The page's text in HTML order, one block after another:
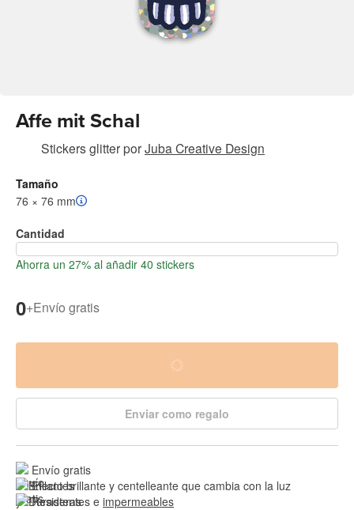
Affe mit Schal
Stickers glitterporJuba Creative Design
Tamaño
76 × 76 mm
Cantidad
Ahorra un 27% al añadir 40 stickers
0+Envío gratis
Enviar como regalo
Envío gratis
Efecto brillante y centelleante que cambia con la luz
Resistentes e impermeables